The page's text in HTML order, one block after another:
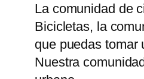
La comunidad de
Bicicletas, la
que puedas tomar
Nuestra